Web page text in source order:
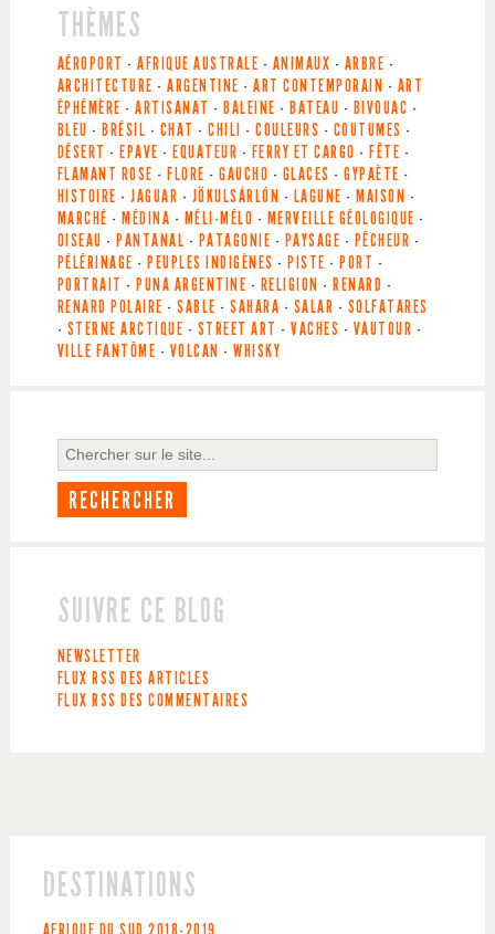
THÈMES
AÉROPORT -AFRIQUE AUSTRALE - ANIMAUX - ARBRE -
ARCHITECTURE -ARGENTINE -ART CONTEMPORAIN - ART
ÉPHÉMÈRE -ARTISANAT -BALEINE -BATEAU - BIVOUAC -
BLEU -BRÉSIL - CHAT -CHILI -COULEURS - COUTUMES -
DÉSERT -EPAVE -EQUATEUR - FERRY ET CARGO -FÊTE -
FLAMANT ROSE -FLORE -GAUCHO - GLACES -GYPAÈTE -
HISTOIRE -JAGUAR - JÖKULSÁRLÓN - LAGUNE -MAISON -
MARCHÉ -MÉDINA - MÉLI-MÉLO - MERVEILLE GÉOLOGIQUE -
OISEAU -PANTANAL - PATAGONIE - PAYSAGE - PÊCHEUR -
PÉLÉRINAGE -PEUPLES INDIGÈNES -PISTE -PORT -
PORTRAIT -PUNA ARGENTINE - RELIGION -RENARD -
RENARD POLAIRE -SABLE -SAHARA - SALAR - SOLFATARES
- STERNE ARCTIQUE - STREET ART -VACHES - VAUTOUR -
VILLE FANTÔME - VOLCAN -WHISKY
SUIVRE CE BLOG
NEWSLETTER
FLUX RSS DES ARTICLES
FLUX RSS DES COMMENTAIRES
DESTINATIONS